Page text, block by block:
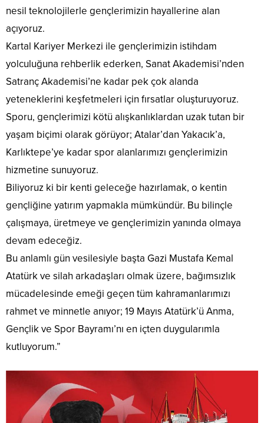
nesil teknolojilerle gençlerimizin hayallerine alan
açıyoruz.
Kartal Kariyer Merkezi ile gençlerimizin istihdam
yolculuğuna rehberlik ederken, Sanat Akademisi’nden
Satranç Akademisi’ne kadar pek çok alanda
yeteneklerini keşfetmeleri için fırsatlar oluşturuyoruz.
Sporu, gençlerimizi kötü alışkanlıklardan uzak tutan bir
yaşam biçimi olarak görüyor; Atalar’dan Yakacık’a,
Karlıktepe’ye kadar spor alanlarımızı gençlerimizin
hizmetine sunuyoruz.
Biliyoruz ki bir kenti geleceğe hazırlamak, o kentin
gençliğine yatırım yapmakla mümkündür. Bu bilinçle
çalışmaya, üretmeye ve gençlerimizin yanında olmaya
devam edeceğiz.
Bu anlamlı gün vesilesiyle başta Gazi Mustafa Kemal
Atatürk ve silah arkadaşları olmak üzere, bağımsızlık
mücadelesinde emeği geçen tüm kahramanlarımızı
rahmet ve minnetle anıyor; 19 Mayıs Atatürk’ü Anma,
Gençlik ve Spor Bayramı’nı en içten duygularımla
kutluyorum.”